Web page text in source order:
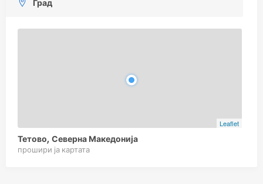
Град
Leaflet
Тетово, Северна Македонија
прошири ја картата